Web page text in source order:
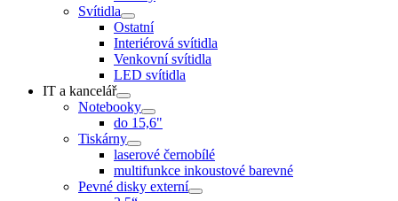
Svítidla
Ostatní
Interiérová svítidla
Venkovní svítidla
LED svítidla
IT a kancelář
Notebooky
do 15,6"
Tiskárny
laserové černobílé
multifunkce inkoustové barevné
Pevné disky externí